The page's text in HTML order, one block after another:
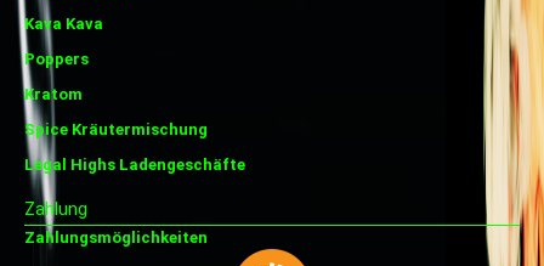
Kava Kava
Poppers
Kratom
Spice Kräutermischung
Legal Highs Ladengeschäfte
Zahlung
Zahlungsmöglichkeiten